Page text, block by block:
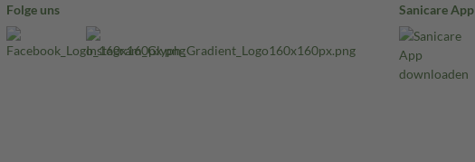
Folge uns Sanicare App